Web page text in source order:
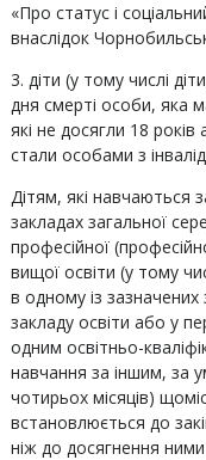
«Про статус і
внаслідок
3. діти (у тому числі
дня смерті особи, яка
які не досягли 18
стали особами з
Дітям, які навчаються
закладах загальної
професійної
вищої освіти (у тому
в одному із зазначених
закладу освіти або у
одним освітньо-
навчання за іншим, за
чотирьох місяців)
встановлюється до
ніж до досягнення